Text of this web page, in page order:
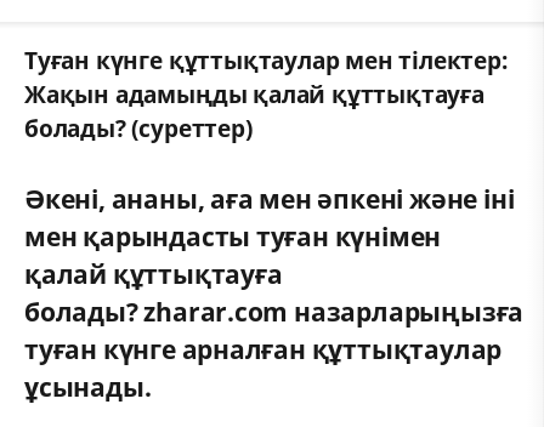
Туған күнге құттықтаулар мен тілектер:
Жақын адамыңды қалай құттықтауға
болады? (суреттер)
Әкені, ананы, аға мен әпкені және іні
мен қарындасты туған күнімен
қалай құттықтауға
болады? zharar.com назарларыңызға
туған күнге арналған құттықтаулар
ұсынады.